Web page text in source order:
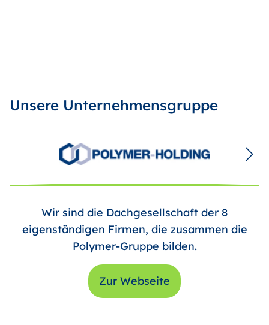
Unsere Unternehmensgruppe
Wir sind die Dachgesellschaft der 8
eigenständigen Firmen, die zusammen die
Polymer-Gruppe bilden.
Zur Webseite